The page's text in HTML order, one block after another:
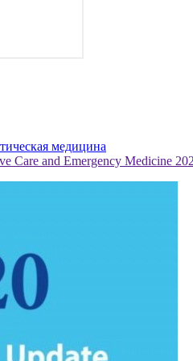
медицина
Care and Emergency Medicine